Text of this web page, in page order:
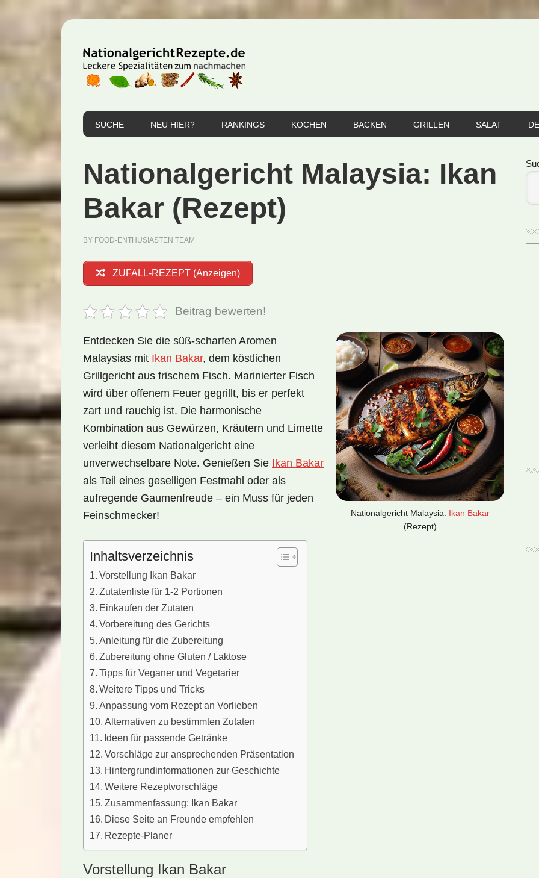
Hauptnavigation
SUCHE NEU HIER? RANKINGS KOCHEN BACKEN GRILLEN SALAT
Nationalgericht Malaysia: Ikan
Bakar (Rezept)
BY FOOD-ENTHUSIASTEN TEAM
ZUFALL-REZEPT (Anzeigen)
Beitrag bewerten!
Nationalgericht Malaysia: Ikan Bakar
(Rezept)
Entdecken Sie die süß-scharfen Aromen
Malaysias mit Ikan Bakar, dem köstlichen
Grillgericht aus frischem Fisch. Marinierter Fisch
wird über offenem Feuer gegrillt, bis er perfekt
zart und rauchig ist. Die harmonische
Kombination aus Gewürzen, Kräutern und Limette
verleiht diesem Nationalgericht eine
unverwechselbare Note. Genießen Sie Ikan Bakar
als Teil eines geselligen Festmahl oder als
aufregende Gaumenfreude – ein Muss für jeden
Feinschmecker!
Inhaltsverzeichnis
Vorstellung Ikan Bakar
Zutatenliste für 1-2 Portionen
Einkaufen der Zutaten
Vorbereitung des Gerichts
Anleitung für die Zubereitung
Zubereitung ohne Gluten / Laktose
Tipps für Veganer und Vegetarier
Weitere Tipps und Tricks
Anpassung vom Rezept an Vorlieben
Alternativen zu bestimmten Zutaten
Ideen für passende Getränke
Vorschläge zur ansprechenden Präsentation
Hintergrundinformationen zur Geschichte
Weitere Rezeptvorschläge
Zusammenfassung: Ikan Bakar
Diese Seite an Freunde empfehlen
Rezepte-Planer
Vorstellung Ikan Bakar